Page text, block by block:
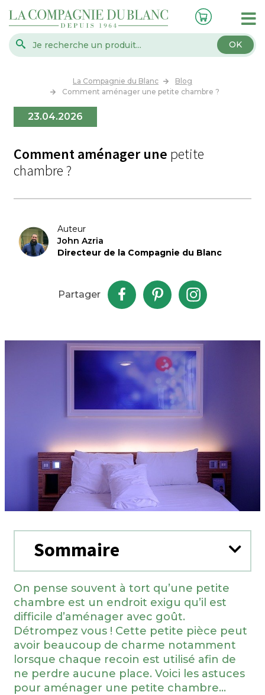
OK
La Compagnie du Blanc
Blog
Comment aménager une petite chambre ?
23.04.2026
Comment aménager une petite
chambre ?
Auteur
John Azria
Directeur de la Compagnie du Blanc
Partager
Sommaire
On pense souvent à tort qu’une petite
chambre est un endroit exigu qu’il est
difficile d’aménager avec goût.
Détrompez vous ! Cette petite pièce peut
avoir beaucoup de charme notamment
lorsque chaque recoin est utilisé afin de
ne perdre aucune place. Voici les astuces
pour aménager une petite chambre…